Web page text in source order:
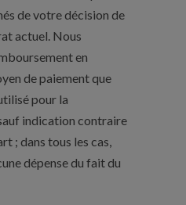
de votre décision de
actuel. Nous
en
de paiement que
pour la
indication contraire
; dans tous les cas,
dépense du fait du